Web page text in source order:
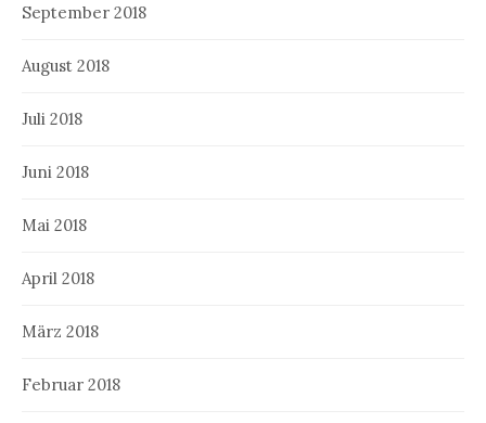
September 2018
August 2018
Juli 2018
Juni 2018
Mai 2018
April 2018
März 2018
Februar 2018